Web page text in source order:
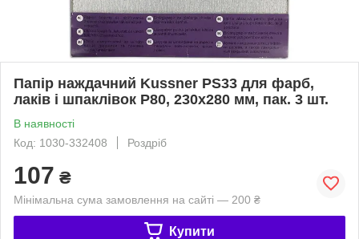
Папір наждачний Kussner PS33 для фарб,
лаків і шпаклівок P80, 230x280 мм, пак. 3 шт.
В наявності
Код: 1030-332408
Роздріб
107 ₴
Мінімальна сума замовлення на сайті — 200 ₴
Купити